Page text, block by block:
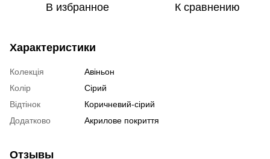
В избранное К сравнению
Характеристики
Колекція
Авіньон
Колір
Сірий
Відтінок
Коричневий-сірий
Додатково
Акрилове покриття
Отзывы